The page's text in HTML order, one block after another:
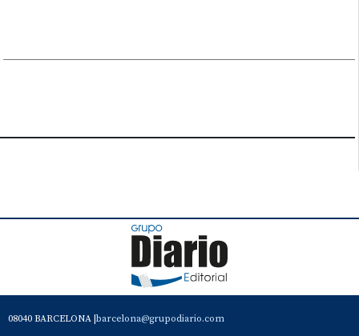
08040 BARCELONA | barcelona@grupodiario.com